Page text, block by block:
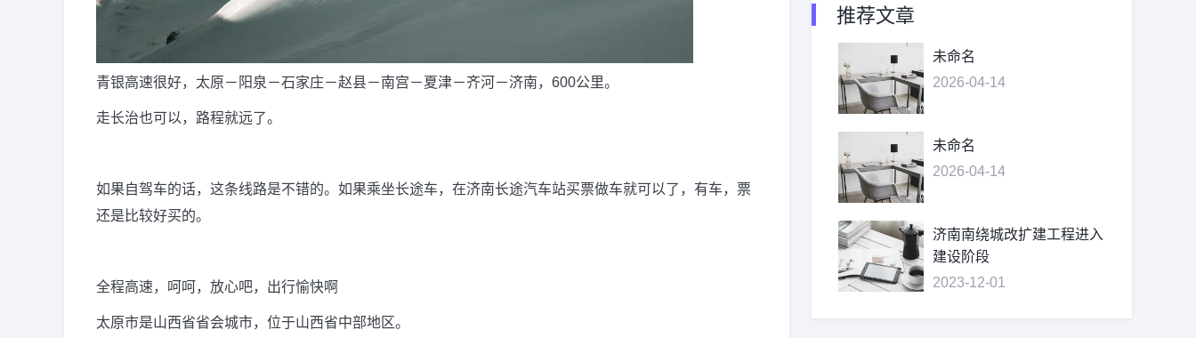
青银高速很好，太原－阳泉－石家庄－赵县－南宫－夏津－齐河－济南，600公里。
走长治也可以，路程就远了。
如果自驾车的话，这条线路是不错的。如果乘坐长途车，在济南长途汽车站买票做车就可以了，有车，票
还是比较好买的。
全程高速，呵呵，放心吧，出行愉快啊
太原市是山西省省会城市，位于山西省中部地区。
推荐文章
未命名
2026-04-14
未命名
2026-04-14
济南南绕城改扩建工程进入
建设阶段
2023-12-01